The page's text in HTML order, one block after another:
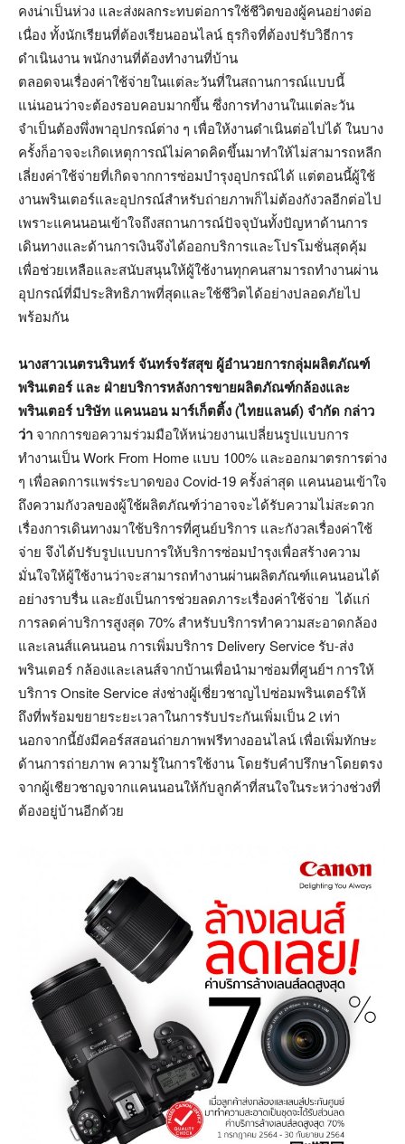
คงน่าเป็นห่วง และส่งผลกระทบต่อการใช้ชีวิตของผู้คนอย่างต่อ
เนื่อง ทั้งนักเรียนที่ต้องเรียนออนไลน์ ธุรกิจที่ต้องปรับวิธีการ
ดำเนินงาน พนักงานที่ต้องทำงานที่บ้าน
ตลอดจนเรื่องค่าใช้จ่ายในแต่ละวันที่ในสถานการณ์แบบนี้
แน่นอนว่าจะต้องรอบคอบมากขึ้น ซึ่งการทำงานในแต่ละวัน
จำเป็นต้องพึ่งพาอุปกรณ์ต่าง ๆ เพื่อให้งานดำเนินต่อไปได้ ในบาง
ครั้งก็อาจจะเกิดเหตุการณ์ไม่คาดคิดขึ้นมาทำให้ไม่สามารถหลีก
เลี่ยงค่าใช้จ่ายที่เกิดจากการซ่อมบำรุงอุปกรณ์ได้ แต่ตอนนี้ผู้ใช้
งานพรินเตอร์และอุปกรณ์สำหรับถ่ายภาพก็ไม่ต้องกังวลอีกต่อไป
เพราะแคนนอนเข้าใจถึงสถานการณ์ปัจจุบันทั้งปัญหาด้านการ
เดินทางและด้านการเงินจึงได้ออกบริการและโปรโมชั่นสุดคุ้ม
เพื่อช่วยเหลือและสนับสนุนให้ผู้ใช้งานทุกคนสามารถทำงานผ่าน
อุปกรณ์ที่มีประสิทธิภาพที่สุดและใช้ชีวิตได้อย่างปลอดภัยไป
พร้อมกัน
นางสาวเนตรนรินทร์ จันทร์จรัสสุข ผู้อำนวยการกลุ่มผลิตภัณฑ์
พรินเตอร์ และ ฝ่ายบริการหลังการขายผลิตภัณฑ์กล้องและ
พรินเตอร์ บริษัท แคนนอน มาร์เก็ตติ้ง(ไทยแลนด์)จำกัด กล่าว
ว่า จากการขอความร่วมมือให้หน่วยงานเปลี่ยนรูปแบบการ
ทำงานเป็น Work From Home แบบ 100% และออกมาตรการต่าง
ๆ เพื่อลดการแพร่ระบาดของ Covid-19 ครั้งล่าสุด แคนนอนเข้าใจ
ถึงความกังวลของผู้ใช้ผลิตภัณฑ์ว่าอาจจะได้รับความไม่สะดวก
เรื่องการเดินทางมาใช้บริการที่ศูนย์บริการ และกังวลเรื่องค่าใช้
จ่าย จึงได้ปรับรูปแบบการให้บริการซ่อมบำรุงเพื่อสร้างความ
มั่นใจให้ผู้ใช้งานว่าจะสามารถทำงานผ่านผลิตภัณฑ์แคนนอนได้
อย่างราบรื่น และยังเป็นการช่วยลดภาระเรื่องค่าใช้จ่าย ได้แก่
การลดค่าบริการสูงสุด 70% สำหรับบริการทำความสะอาดกล้อง
และเลนส์แคนนอน การเพิ่มบริการ Delivery Service รับ-ส่ง
พรินเตอร์ กล้องและเลนส์จากบ้านเพื่อนำมาซ่อมที่ศูนย์ฯ การให้
บริการ Onsite Service ส่งช่างผู้เชี่ยวชาญไปซ่อมพรินเตอร์ให้
ถึงที่พร้อมขยายระยะเวลาในการรับประกันเพิ่มเป็น 2 เท่า
นอกจากนี้ยังมีคอร์สสอนถ่ายภาพฟรีทางออนไลน์ เพื่อเพิ่มทักษะ
ด้านการถ่ายภาพ ความรู้ในการใช้งาน โดยรับคำปรึกษาโดยตรง
จากผู้เชียวชาญจากแคนนอนให้กับลูกค้าที่สนใจในระหว่างช่วงที่
ต้องอยู่บ้านอีกด้วย